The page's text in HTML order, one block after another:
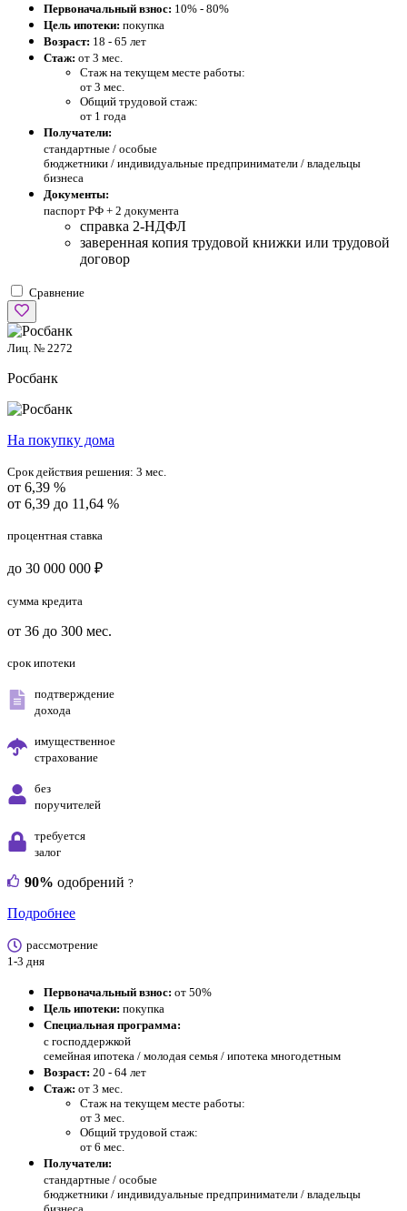
Первоначальный взнос: 10% - 80%
Цель ипотеки: покупка
Возраст: 18 - 65 лет
Стаж: от 3 мес.
Стаж на текущем месте работы:
от 3 мес.
Общий трудовой стаж:
от 1 года
Получатели:
стандартные / особые
бюджетники / индивидуальные предприниматели / владельцы
бизнеса
Документы:
паспорт РФ + 2 документа
справка 2-НДФЛ
заверенная копия трудовой книжки или трудовой
договор
Сравнение
Лиц. № 2272
Росбанк
На покупку дома
Срок действия решения: 3 мес.
от 6,39 %
от 6,39 до 11,64 %
процентная ставка
до 30 000 000 ₽
сумма кредита
от 36 до 300 мес.
срок ипотеки
подтверждение
дохода
имущественное
страхование
без
поручителей
требуется
залог
90% одобрений ?
Подробнее
рассмотрение
1-3 дня
Первоначальный взнос: от 50%
Цель ипотеки: покупка
Специальная программа:
с господдержкой
семейная ипотека / молодая семья / ипотека многодетным
Возраст: 20 - 64 лет
Стаж: от 3 мес.
Стаж на текущем месте работы:
от 3 мес.
Общий трудовой стаж:
от 6 мес.
Получатели:
стандартные / особые
бюджетники / индивидуальные предприниматели / владельцы